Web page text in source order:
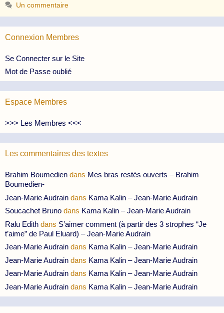
Un commentaire
Connexion Membres
Se Connecter sur le Site
Mot de Passe oublié
Espace Membres
>>> Les Membres <<<
Les commentaires des textes
Brahim Boumedien dans Mes bras restés ouverts – Brahim
Boumedien-
Jean-Marie Audrain dans Kama Kalin – Jean-Marie Audrain
Soucachet Bruno dans Kama Kalin – Jean-Marie Audrain
Ralu Edith dans S’aimer comment (à partir des 3 strophes “Je
t’aime” de Paul Eluard) – Jean-Marie Audrain
Jean-Marie Audrain dans Kama Kalin – Jean-Marie Audrain
Jean-Marie Audrain dans Kama Kalin – Jean-Marie Audrain
Jean-Marie Audrain dans Kama Kalin – Jean-Marie Audrain
Jean-Marie Audrain dans Kama Kalin – Jean-Marie Audrain